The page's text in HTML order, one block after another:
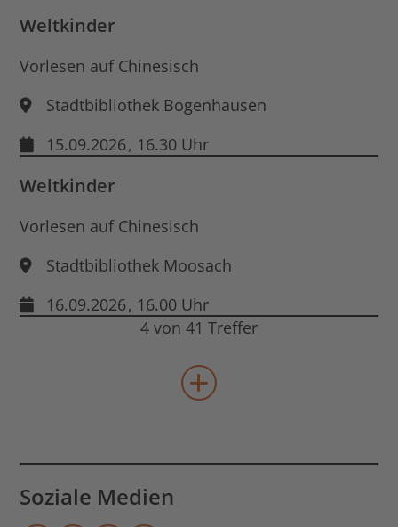
Weltkinder
Vorlesen auf Chinesisch
Stadtbibliothek Bogenhausen
15.09.2026, 16.30 Uhr
Weltkinder
Vorlesen auf Chinesisch
Stadtbibliothek Moosach
16.09.2026, 16.00 Uhr
4 von 41 Treffer
mehr Veranstaltungen
Soziale Medien